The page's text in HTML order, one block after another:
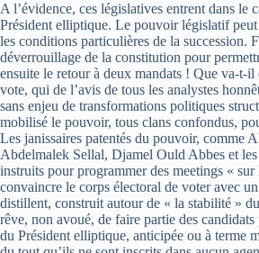
A l’évidence, ces législatives entrent dans le
Président elliptique. Le pouvoir législatif peut
les conditions particulières de la succession.
déverrouillage de la constitution pour
ensuite le retour à deux mandats ! Que va-t-il
vote, qui de l’avis de tous les analystes
sans enjeu de transformations politiques
mobilisé le pouvoir, tous clans confondus,
Les janissaires patentés du pouvoir, comme
Abdelmalek Sellal, Djamel Ould Abbes et
instruits pour programmer des meetings «
convaincre le corps électoral de voter avec
distillent, construit autour de « la stabilité »
rêve, non avoué, de faire partie des candidats
du Président elliptique, anticipée ou à terme